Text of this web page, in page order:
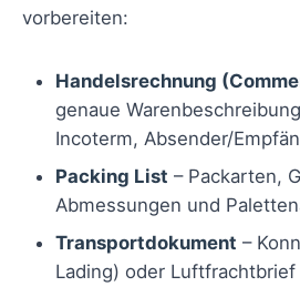
vorbereiten:
Handelsrechnung
genaue
Incoterm, Absender/
Packing List – Packarten,
Abmessungen und
Transportdokument –
Lading) oder Luftfrachtbrief